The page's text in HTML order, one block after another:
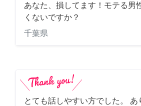
あなた、損してます！モテる男
くないですか？
千葉県
とても話しやすい方でした。 あ